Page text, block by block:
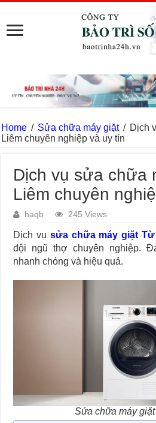
Home / Sửa chữa máy giặt / Dịch
Liêm chuyên nghiệp và uy tín
Dịch vụ sửa chữa
Liêm chuyên
haqb 245 Views
Dịch vụ sửa chữa máy giặt Từ
đội ngũ thợ chuyên nghiệp.
nhanh chóng và hiệu quả.
Sửa chữa máy